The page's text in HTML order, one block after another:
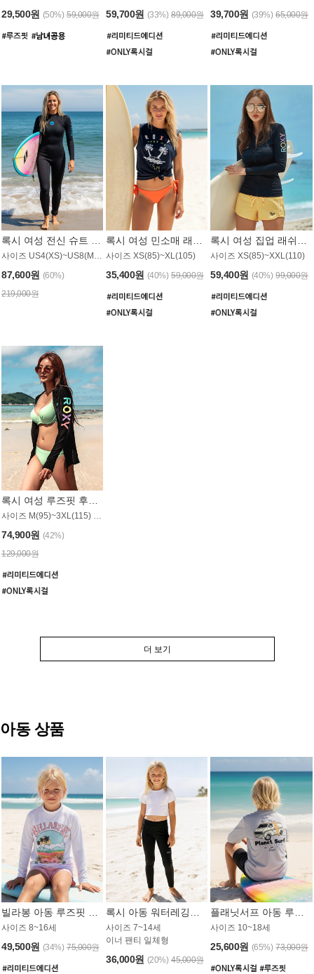
29,500원 (50%) 59,000원 59,700원 (33%) 89,000원 39,700원 (39%) 65,000원
87,600원 (60%)
219,000원
사이즈 XS(85)~XL(105)
35,400원 (40%) 59,000원
사이즈 XS(85)~XXL(110)
59,400원 (40%) 99,000원
록시 여성 루즈핏 후드 래쉬가드 WT900BRX
사이즈 M(95)~3XL(115) / 롱기장 타입
74,900원 (42%)
129,000원
더 보기
아동 상품
사이즈 8~16세
49,500원 (34%) 75,000원
사이즈 7~14세
이너 팬티 일체형
36,000원 (20%) 45,000원
사이즈 10~18세
25,600원 (65%) 73,000원